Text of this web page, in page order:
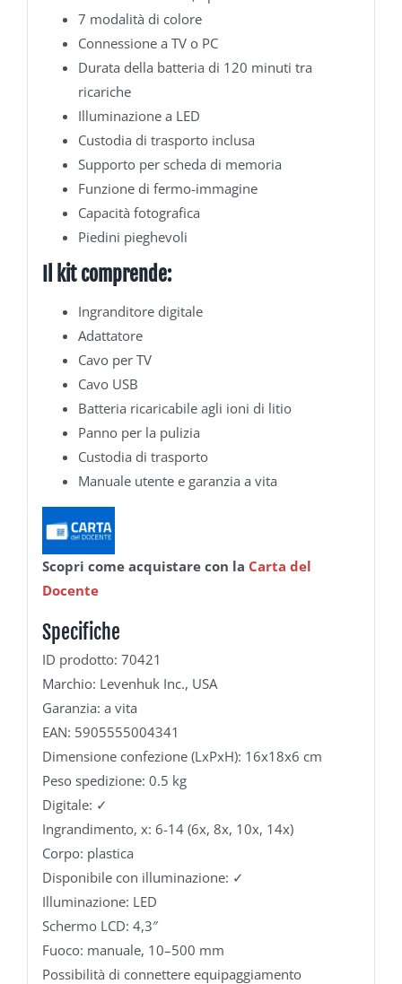
7 modalità di colore
Connessione a TV o PC
Durata della batteria di 120 minuti tra
ricariche
Illuminazione a LED
Custodia di trasporto inclusa
Supporto per scheda di memoria
Funzione di fermo-immagine
Capacità fotografica
Piedini pieghevoli
Il kit comprende:
Ingranditore digitale
Adattatore
Cavo per TV
Cavo USB
Batteria ricaricabile agli ioni di litio
Panno per la pulizia
Custodia di trasporto
Manuale utente e garanzia a vita
Scopri come acquistare con la Carta del
Docente
Specifiche
ID prodotto: 70421
Marchio: Levenhuk Inc., USA
Garanzia: a vita
EAN: 5905555004341
Dimensione confezione (LxPxH): 16x18x6 cm
Peso spedizione: 0.5 kg
Digitale: ✓
Ingrandimento, x: 6-14 (6x, 8x, 10x, 14x)
Corpo: plastica
Disponibile con illuminazione: ✓
Illuminazione: LED
Schermo LCD: 4,3″
Fuoco: manuale, 10–500 mm
Possibilità di connettere equipaggiamento